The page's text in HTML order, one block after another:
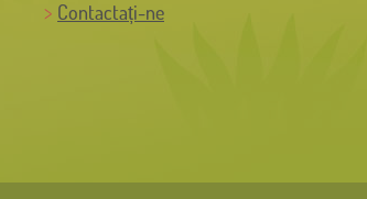
Contactați-ne